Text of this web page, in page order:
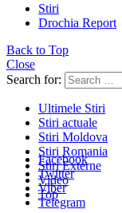
Stiri
Drochia Report
Back to Top
Close
Search for:
Ultimele Stiri
Stiri actuale
Stiri Moldova
Stiri Romania
Stiri Externe
Video
Top
Facebook
Twitter
Viber
Telegram